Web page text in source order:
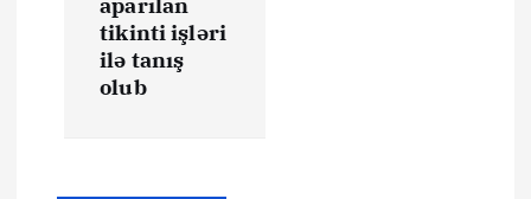
aparılan
tikinti işləri
ilə tanış
olub